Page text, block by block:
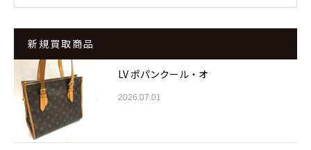
新規買取商品
LV ポパンクール・オ
2026.07.01